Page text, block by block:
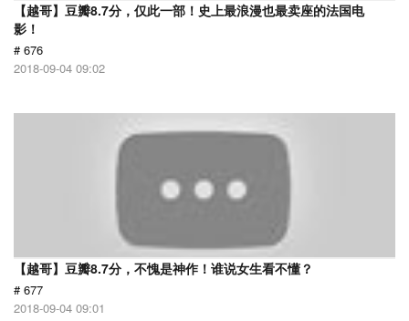
【越哥】豆瓣8.7分，仅此一部！史上最浪漫也最卖座的法国电
影！
# 676
2018-09-04 09:02
【越哥】豆瓣8.7分，不愧是神作！谁说女生看不懂？
# 677
2018-09-04 09:01